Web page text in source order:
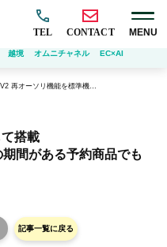
TEL CONTACT MENU
ecbeing、Amazon Pay CV2 再オーソリ機能を標準機能として搭載 【注文から発送まで30日以上の期間がある予約商品でもAmazon Payが利用可能】
搭載
間がある予約商品でも
記事一覧に戻る
越境 オムニチャネル EC×AI